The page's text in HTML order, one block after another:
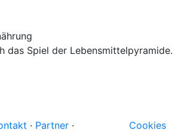
das Spiel der Lebensmittelpyramide.
· Partner ·
Cookies